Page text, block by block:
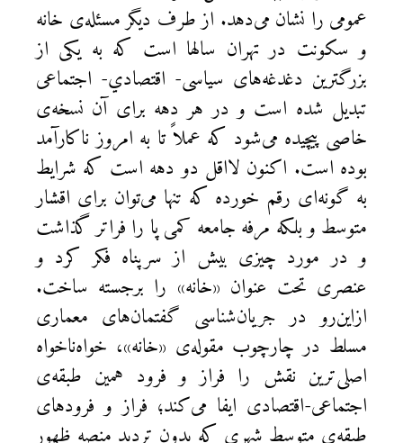
عمومی را نشان می‌دهد. از طرف دیگر مسئله‌ی خانه
و سکونت در تهران سالها است که به یکی از
بزرگترین دغدغه‌های سیاسی- اقتصادي- اجتماعی
تبدیل شده است و در هر دهه برای آن نسخه‌ی
خاصی پیچیده می‌شود که عملاً تا به امروز ناکارآمد
بوده ‌است. اکنون لااقل دو دهه است که شرایط
به گونه‌ای رقم خورده که تنها می‌توان برای اقشار
متوسط و بلکه مرفه جامعه کمی پا را فراتر گذاشت
و در مورد چیزی بیش از سرپناه فکر کرد و
عنصری تحت عنوان «خانه» را برجسته ساخت.
ازاین‌رو در جریان‌شناسی گفتمان‌های معماری
مسلط در چارچوب مقوله‌ی «خانه»، خواه‌ناخواه
اصلی‌ترین نقش را فراز و فرود همین طبقه‌ی
اجتماعی-اقتصادی ایفا می‌کند؛ فراز و فرودهای